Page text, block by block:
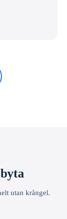
utan krångel.